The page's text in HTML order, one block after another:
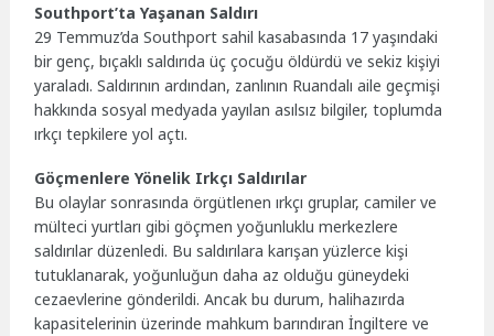
Southport’ta Yaşanan Saldırı
29 Temmuz’da Southport sahil kasabasında 17 yaşındaki
bir genç, bıçaklı saldırıda üç çocuğu öldürdü ve sekiz kişiyi
yaraladı. Saldırının ardından, zanlının Ruandalı aile geçmişi
hakkında sosyal medyada yayılan asılsız bilgiler, toplumda
ırkçı tepkilere yol açtı.
Göçmenlere Yönelik Irkçı Saldırılar
Bu olaylar sonrasında örgütlenen ırkçı gruplar, camiler ve
mülteci yurtları gibi göçmen yoğunluklu merkezlere
saldırılar düzenledi. Bu saldırılara karışan yüzlerce kişi
tutuklanarak, yoğunluğun daha az olduğu güneydeki
cezaevlerine gönderildi. Ancak bu durum, halihazırda
kapasitelerinin üzerinde mahkum barındıran İngiltere ve